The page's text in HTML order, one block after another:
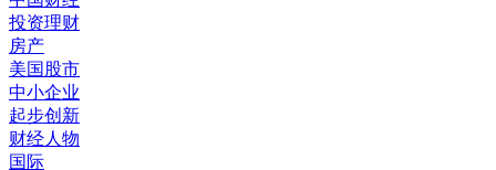
投资理财
房产
美国股市
中小企业
起步创新
财经人物
国际